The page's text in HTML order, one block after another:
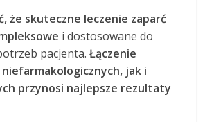
że skuteczne leczenie zaparć
i dostosowane do
pacjenta.Łączenie
jak i
przynosi najlepsze rezultaty